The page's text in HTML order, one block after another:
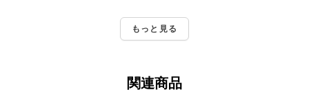
もっと見る
関連商品